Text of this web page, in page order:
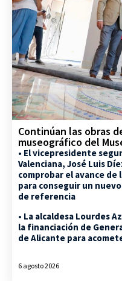
Continúan las obras
museográfico del
• El vicepresidente
Valenciana, José Luis
comprobar el avance
para conseguir un
de referencia
• La alcaldesa Lourdes
la financiación de
de Alicante para
6 agosto 2026